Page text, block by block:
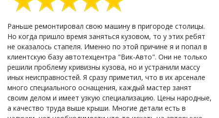
Раньше ремонтировал свою машину в пригороде столицы.
Но когда пришло время заняться кузовом, то у этих ребят
не оказалось стапеля. Именно по этой причине я и попал в
клиентскую базу автотехцентра "Вик-Авто". Они не только
решили проблему кривизны кузова, но и устранили массу
иных неисправностей. Я сразу приметил, что в их арсенале
много специального оснащения, каждый мастер занят
своим делом и имеет узкую специализацию. Цены народные,
а качество труда выше крыши. Многие детали есть в